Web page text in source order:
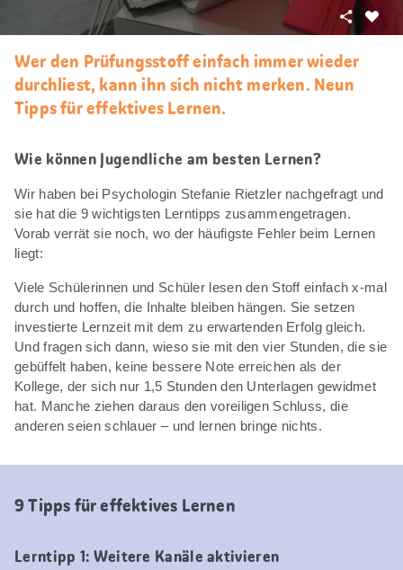
Teilen
Wer den Prüfungsstoff einfach immer wieder
durchliest, kann ihn sich nicht merken. Neun
Tipps für effektives Lernen.
Wie können Jugendliche am besten Lernen?
Wir haben bei Psychologin Stefanie Rietzler nachgefragt und
sie hat die 9 wichtigsten Lerntipps zusammengetragen.
Vorab verrät sie noch, wo der häufigste Fehler beim Lernen
liegt:
Viele Schülerinnen und Schüler lesen den Stoff einfach x-mal
durch und hoffen, die Inhalte bleiben hängen. Sie setzen
investierte Lernzeit mit dem zu erwartenden Erfolg gleich.
Und fragen sich dann, wieso sie mit den vier Stunden, die sie
gebüffelt haben, keine bessere Note erreichen als der
Kollege, der sich nur 1,5 Stunden den Unterlagen gewidmet
hat. Manche ziehen daraus den voreiligen Schluss, die
anderen seien schlauer – und lernen bringe nichts.
9 Tipps für effektives Lernen
Lerntipp 1: Weitere Kanäle aktivieren